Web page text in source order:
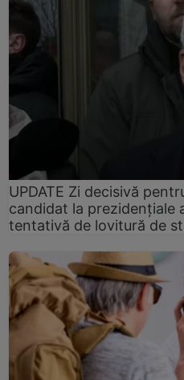
UPDATE Zi decisivă
candidat la prezidențiale
tentativă de lovitură de